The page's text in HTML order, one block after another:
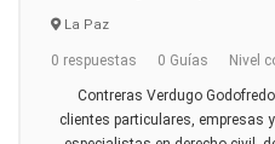
La Paz
0 respuestas 0 Guías Nivel
Contreras Verdugo
clientes particulares, empresas